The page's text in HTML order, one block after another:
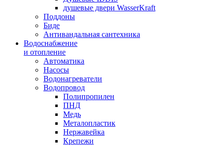
душевые двери WasserKraft
Поддоны
Биде
Антивандальная сантехника
Водоснабжение
и отопление
Автоматика
Насосы
Водонагреватели
Водопровод
Полипропилен
ПНД
Медь
Металопластик
Нержавейка
Крепежи